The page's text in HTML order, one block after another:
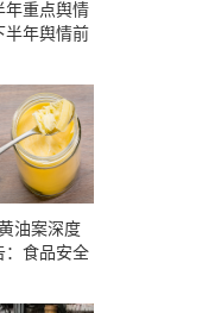
年重点舆情
半年舆情前
油案深度
：食品安全